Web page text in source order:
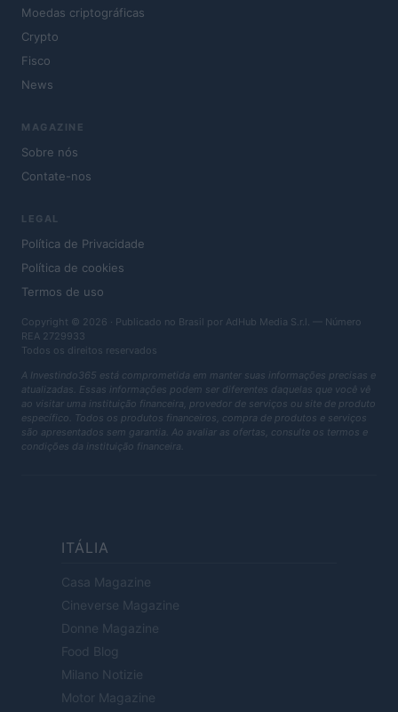
Moedas criptográficas
Crypto
Fisco
News
MAGAZINE
Sobre nós
Contate-nos
LEGAL
Política de Privacidade
Política de cookies
Termos de uso
Copyright © 2026 · Publicado no Brasil por AdHub Media S.r.l. — Número
REA 2729933
Todos os direitos reservados
A Investindo365 está comprometida em manter suas informações precisas e
atualizadas. Essas informações podem ser diferentes daquelas que você vê
ao visitar uma instituição financeira, provedor de serviços ou site de produto
específico. Todos os produtos financeiros, compra de produtos e serviços
são apresentados sem garantia. Ao avaliar as ofertas, consulte os termos e
condições da instituição financeira.
ITÁLIA
Casa Magazine
Cineverse Magazine
Donne Magazine
Food Blog
Milano Notizie
Motor Magazine